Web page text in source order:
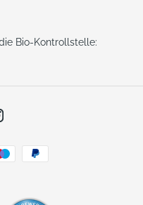
Bio-Kontrollstelle: